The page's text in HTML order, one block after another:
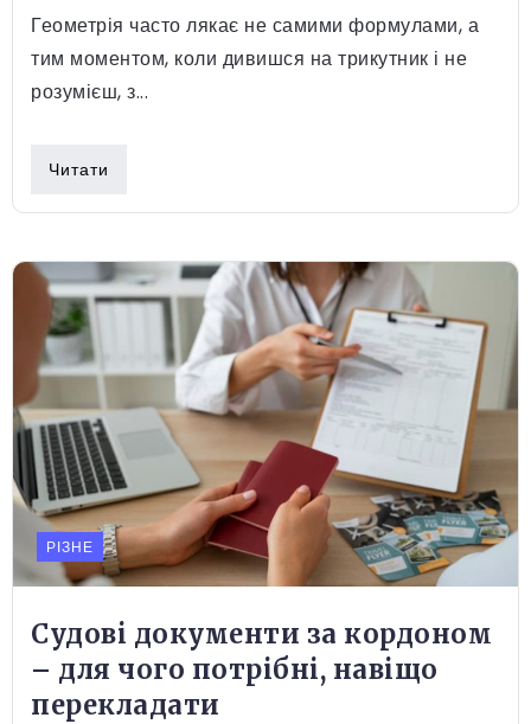
Геометрія часто лякає не самими формулами, а
тим моментом, коли дивишся на трикутник і не
розумієш, з...
Читати
РІЗНЕ
Судові документи за кордоном
– для чого потрібні, навіщо
перекладати